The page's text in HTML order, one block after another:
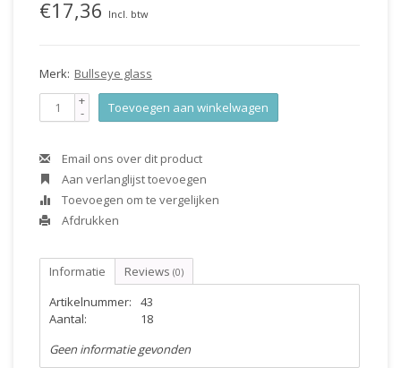
€17,36 Incl. btw
Merk: Bullseye glass
+
- Toevoegen aan winkelwagen
Email ons over dit product
Aan verlanglijst toevoegen
Toevoegen om te vergelijken
Afdrukken
Informatie Reviews (0)
Artikelnummer:
43
Aantal:
18
Geen informatie gevonden